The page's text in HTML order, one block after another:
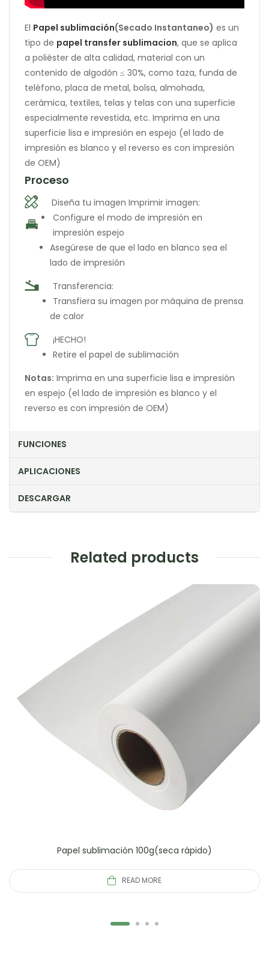
El Papel sublimación(Secado Instantaneo) es un
tipo de papel transfer sublimacion, que se aplica
a poliéster de alta calidad, material con un
contenido de algodón ≤ 30%, como taza, funda de
teléfono, placa de metal, bolsa, almohada,
cerámica, textiles, telas y telas con una superficie
especialmente revestida, etc. Imprima en una
superficie lisa e impresión en espejo (el lado de
impresión es blanco y el reverso es con impresión
de OEM)
Proceso
Diseña tu imagen Imprimir imagen:
Configure el modo de impresión en
impresión espejo
Asegúrese de que el lado en blanco sea el
lado de impresión
Transferencia:
Transfiera su imagen por máquina de prensa
de calor
¡HECHO!
Retire el papel de sublimación
Notas: Imprima en una superficie lisa e impresión
en espejo (el lado de impresión es blanco y el
reverso es con impresión de OEM)
FUNCIONES
APLICACIONES
DESCARGAR
Related products
Papel sublimación 100g(seca rápido)
READ MORE